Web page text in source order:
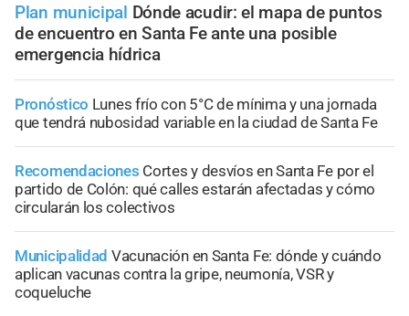
Plan municipal Dónde acudir: el mapa de puntos
de encuentro en Santa Fe ante una posible
emergencia hídrica
Pronóstico Lunes frío con 5°C de mínima y una jornada
que tendrá nubosidad variable en la ciudad de Santa Fe
Recomendaciones Cortes y desvíos en Santa Fe por el
partido de Colón: qué calles estarán afectadas y cómo
circularán los colectivos
Municipalidad Vacunación en Santa Fe: dónde y cuándo
aplican vacunas contra la gripe, neumonía, VSR y
coqueluche